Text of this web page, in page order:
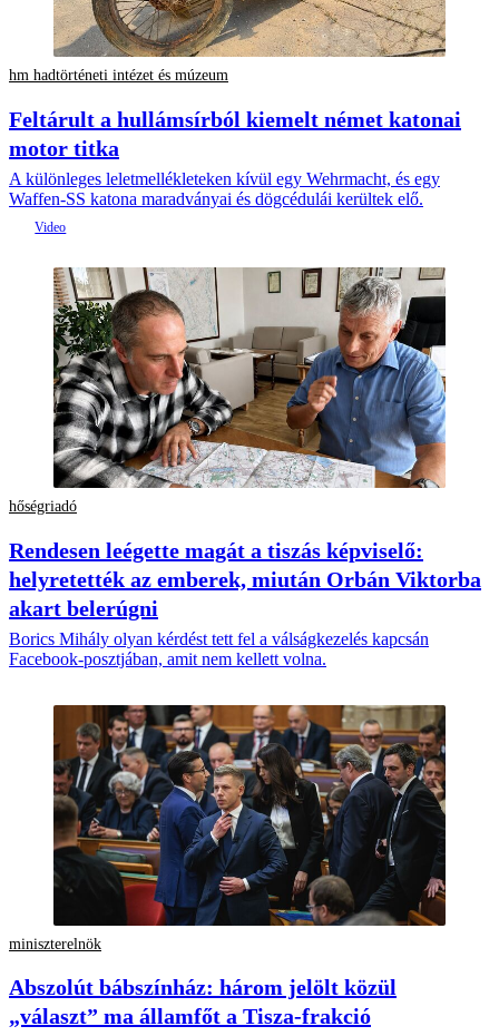
hm hadtörténeti intézet és múzeum
Feltárult a hullámsírból kiemelt német katonai
motor titka
A különleges leletmellékleteken kívül egy Wehrmacht, és egy
Waffen-SS katona maradványai és dögcédulái kerültek elő.
hőségriadó
Rendesen leégette magát a tiszás képviselő:
helyretették az emberek, miután Orbán Viktorba
akart belerúgni
Borics Mihály olyan kérdést tett fel a válságkezelés kapcsán
Facebook-posztjában, amit nem kellett volna.
miniszterelnök
Abszolút bábszínház: három jelölt közül
„választ” ma államfőt a Tisza-frakció